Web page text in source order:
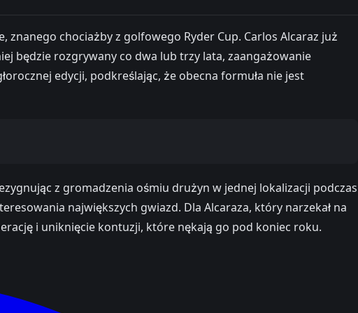
chociażby z golfowego Ryder Cup. Carlos Alcaraz już
będzie rozgrywany co dwa lub trzy lata, zaangażowanie
edycji, podkreślając, że obecna formuła nie jest
z gromadzenia ośmiu drużyn w jednej lokalizacji podczas
największych gwiazd. Dla Alcaraza, który narzekał na
i uniknięcie kontuzji, które nękają go pod koniec roku.